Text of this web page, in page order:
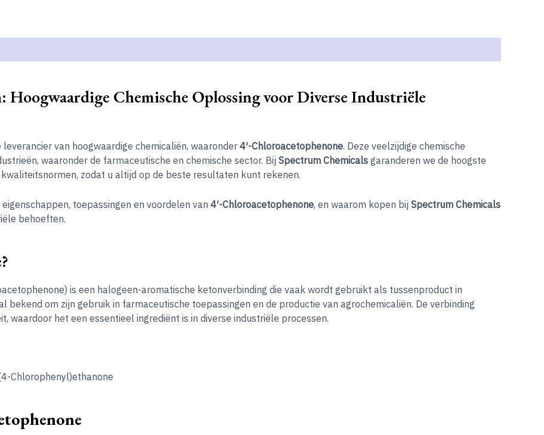
Hoogwaardige Chemische Oplossing voor Diverse Industriële
van hoogwaardige chemicaliën, waaronder 4′-Chloroacetophenone. Deze veelzijdige chemische
waaronder de farmaceutische en chemische sector. Bij Spectrum Chemicals garanderen we de hoogste
zodat u altijd op de beste resultaten kunt rekenen.
toepassingen en voordelen van 4′-Chloroacetophenone, en waarom kopen bij Spectrum Chemicals
behoeften.
is een halogeen-aromatische ketonverbinding die vaak wordt gebruikt als tussenproduct in
bekend om zijn gebruik in farmaceutische toepassingen en de productie van agrochemicaliën. De verbinding
waardoor het een essentieel ingrediënt is in diverse industriële processen.
Chlorophenyl)ethanone